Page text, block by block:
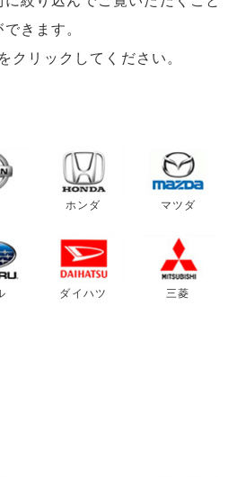
できます。
クリックしてください。
ホンダ マツダ
ダイハツ 三菱